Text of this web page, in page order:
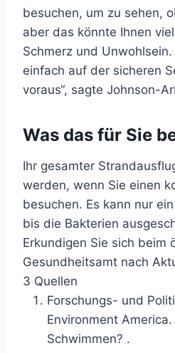
besuchen, um zu sehen,
aber das könnte Ihnen
Schmerz und
einfach auf der sicheren
voraus“, sagte Johnson-
Was das für Sie
Ihr gesamter
werden, wenn Sie einen
besuchen. Es kann nur
bis die Bakterien
Erkundigen Sie sich beim
Gesundheitsamt nach
3 Quellen
Forschungs- und
Environment America.
Schwimmen? .